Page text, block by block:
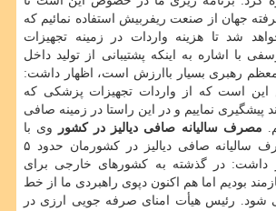
جهان از صنعت ریفربیش استفاده نمائیم كه
شد تا هزینه واردات در زمینه تجهیزات
با اشاره به اینكه پشتیبانی از تولید داخل
معظم رهبری بسیار باارزش است، اظهار داشت:
است كه از واردات تجهیزات پزشكی كه
پیشگیری نماییم و در این راستا در زمینه صافی
مصرف سالیانه صافی دیالیز در كشور
وی با
اشاره به اینكه مصرف سالیانه صافی دیالیز در كشورمان حدود ۵
داشت: در گذشته به كشورهای خارجی برای
بودیم اما هم اكنون دپوی راهبردی ما از خط
شود. رئیس هیأت امنای صرفه جویی ارزی در